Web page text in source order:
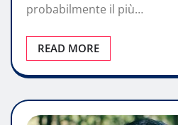
probabilmente il più…
READ MORE